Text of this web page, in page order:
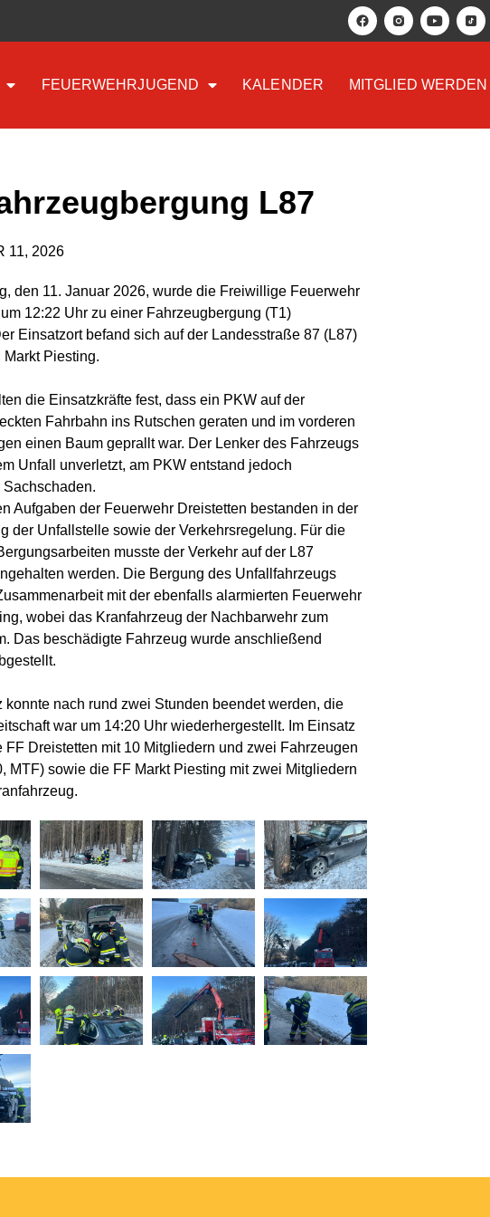
FEUERWEHRJUGEND KALENDER MITGLIED WERDEN
L87
11, 2026
den 11. Januar 2026, wurde die Freiwillige Feuerwehr
12:22 Uhr zu einer Fahrzeugbergung (T1)
Einsatzort befand sich auf der Landesstraße 87 (L87)
Piesting.
die Einsatzkräfte fest, dass ein PKW auf der
Fahrbahn ins Rutschen geraten und im vorderen
einen Baum geprallt war. Der Lenker des Fahrzeugs
Unfall unverletzt, am PKW entstand jedoch
Aufgaben der Feuerwehr Dreistetten bestanden in der
der Unfallstelle sowie der Verkehrsregelung. Für die
musste der Verkehr auf der L87
werden. Die Bergung des Unfallfahrzeugs
mit der ebenfalls alarmierten Feuerwehr
wobei das Kranfahrzeug der Nachbarwehr zum
Das beschädigte Fahrzeug wurde anschließend
konnte nach rund zwei Stunden beendet werden, die
war um 14:20 Uhr wiederhergestellt. Im Einsatz
FF Dreistetten mit 10 Mitgliedern und zwei Fahrzeugen
MTF) sowie die FF Markt Piesting mit zwei Mitgliedern